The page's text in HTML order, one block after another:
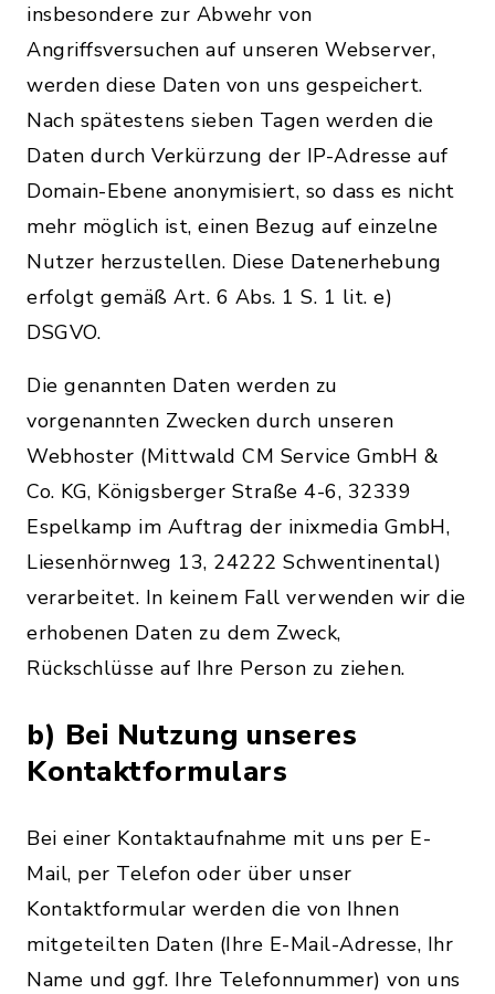
insbesondere zur Abwehr von
Angriffsversuchen auf unseren Webserver,
werden diese Daten von uns gespeichert.
Nach spätestens sieben Tagen werden die
Daten durch Verkürzung der IP-Adresse auf
Domain-Ebene anonymisiert, so dass es nicht
mehr möglich ist, einen Bezug auf einzelne
Nutzer herzustellen. Diese Datenerhebung
erfolgt gemäß Art. 6 Abs. 1 S. 1 lit. e)
DSGVO.
Die genannten Daten werden zu
vorgenannten Zwecken durch unseren
Webhoster (Mittwald CM Service GmbH &
Co. KG, Königsberger Straße 4-6, 32339
Espelkamp im Auftrag der inixmedia GmbH,
Liesenhörnweg 13, 24222 Schwentinental)
verarbeitet. In keinem Fall verwenden wir die
erhobenen Daten zu dem Zweck,
Rückschlüsse auf Ihre Person zu ziehen.
b) Bei Nutzung unseres
Kontaktformulars
Bei einer Kontaktaufnahme mit uns per E-
Mail, per Telefon oder über unser
Kontaktformular werden die von Ihnen
mitgeteilten Daten (Ihre E-Mail-Adresse, Ihr
Name und ggf. Ihre Telefonnummer) von uns